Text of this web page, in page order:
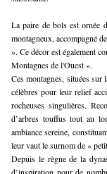
La paire de bols est ornée
montagneux, accompagné
». Ce décor est également
Montagnes de l'Ouest ».
Ces montagnes, situées
célèbres pour leur relief
rocheuses singulières.
d’arbres touffus tout au
ambiance sereine,
leur vaut le surnom de «
Depuis le règne de la